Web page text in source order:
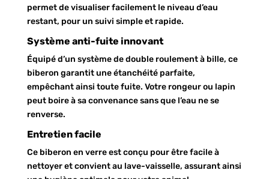
permet de visualiser facilement le niveau d’eau
restant, pour un suivi simple et rapide.
Système anti-fuite innovant
Équipé d’un système de double roulement à bille, ce
biberon garantit une étanchéité parfaite,
empêchant ainsi toute fuite. Votre rongeur ou lapin
peut boire à sa convenance sans que l’eau ne se
renverse.
Entretien facile
Ce biberon en verre est conçu pour être facile à
nettoyer et convient au lave-vaisselle, assurant ainsi